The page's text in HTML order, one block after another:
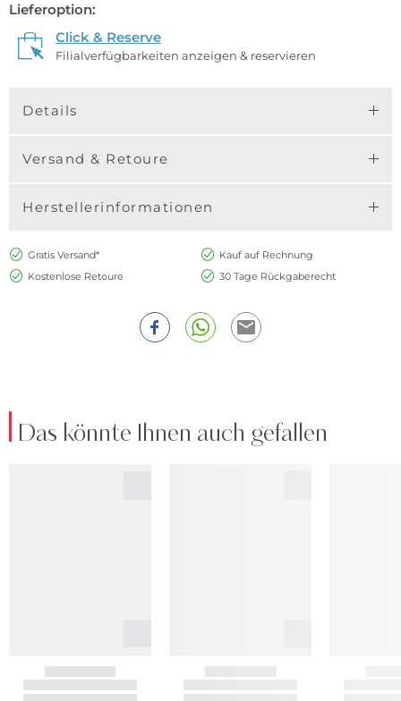
Lieferoption:
Click & Reserve
Filialverfügbarkeiten anzeigen & reservieren
Details
Versand & Retoure
Herstellerinformationen
Gratis Versand*
Kauf auf Rechnung
Kostenlose Retoure
30 Tage Rückgaberecht
Das könnte Ihnen auch gefallen